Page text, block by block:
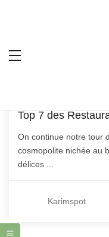
Top 7 des
On continue notre tour
cosmopolite nichée au
délices ...
Karimspot